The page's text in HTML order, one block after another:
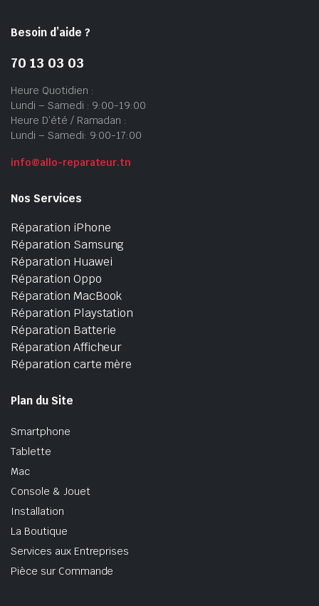
Besoin d’aide ?
70 13 03 03
Heure Quotidien :
Lundi – Samedi : 9:00-19:00
Heure D’été / Ramadan :
Lundi – Samedi: 9:00-17:00
info@allo-reparateur.tn
Nos Services
Réparation iPhone
Réparation Samsung
Réparation Huawei
Réparation Oppo
Réparation MacBook
Réparation Playstation
Réparation Batterie
Réparation Afficheur
Réparation carte mère
Plan du Site
Smartphone
Tablette
Mac
Console & Jouet
Installation
La Boutique
Services aux Entreprises
Pièce sur Commande